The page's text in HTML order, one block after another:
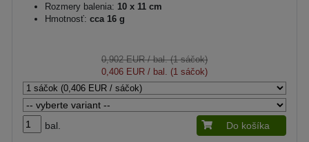
Rozmery balenia: 10 x 11 cm
Hmotnosť: cca 16 g
0,902 EUR/ bal. (1 sáčok)
0,406 EUR / bal. (1 sáčok)
bal. Do košíka